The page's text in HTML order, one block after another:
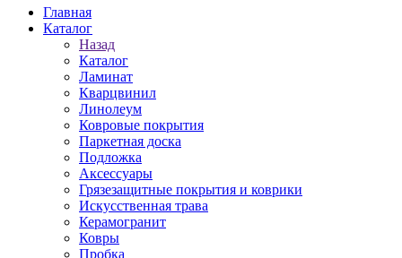
Главная
Каталог
Назад
Каталог
Ламинат
Кварцвинил
Линолеум
Ковровые покрытия
Паркетная доска
Подложка
Аксессуары
Грязезащитные покрытия и коврики
Искусственная трава
Керамогранит
Ковры
Пробка